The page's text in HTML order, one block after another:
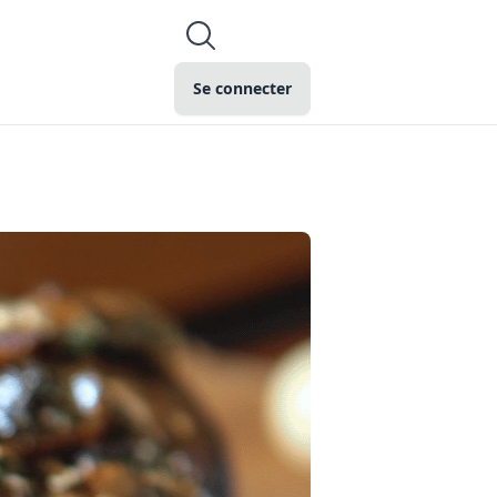
Se connecter